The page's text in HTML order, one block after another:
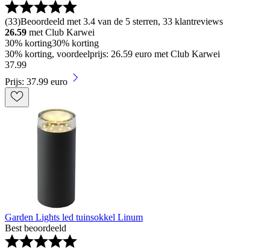
(33)Beoordeeld met 3.4 van de 5 sterren, 33 klantreviews
26.59 met Club Karwei
30% korting30% korting
30% korting, voordeelprijs: 26.59 euro met Club Karwei
37.99
Prijs: 37.99 euro
Garden Lights led tuinsokkel Linum
Best beoordeeld